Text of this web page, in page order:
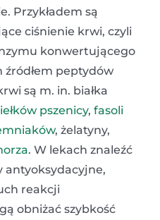
Przykładem są
ciśnienie krwi, czyli
konwertującego
peptydów
są m. in. białka
pszenicy, fasoli
, żelatyny,
. W lekach znaleźć
antyoksydacyjne,
reakcji
obniżać szybkość